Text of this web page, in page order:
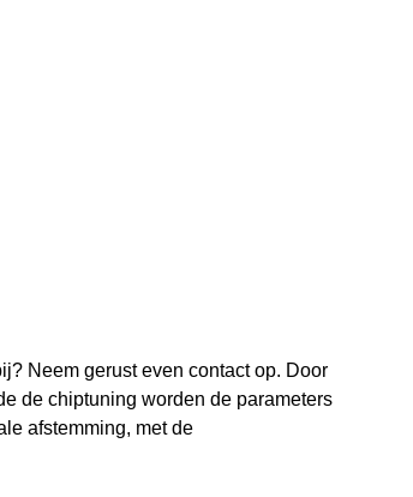
Neem gerust even contact op. Door
de chiptuning worden de parameters
afstemming, met de